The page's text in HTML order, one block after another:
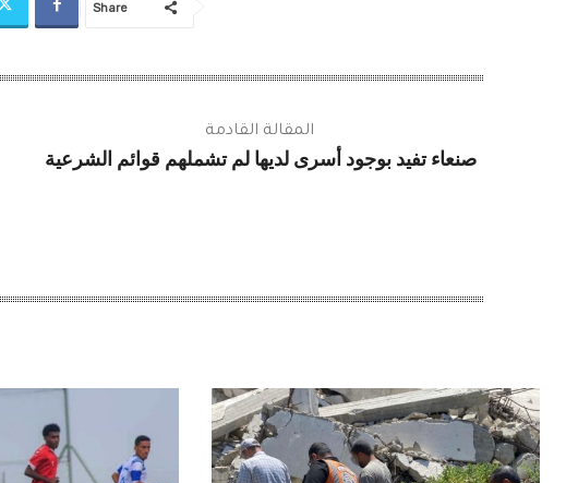
Share
المقالة القادمة
صنعاء تفيد بوجود أسرى لديها لم تشملهم قوائم الشرعية